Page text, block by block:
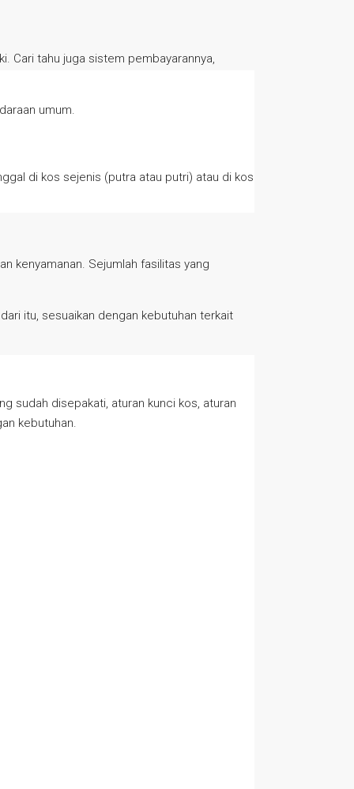
Cari tahu juga sistem pembayarannya,
umum.
di kos sejenis (putra atau putri) atau di kos
kenyamanan. Sejumlah fasilitas yang
itu, sesuaikan dengan kebutuhan terkait
sudah disepakati, aturan kunci kos, aturan
kebutuhan.